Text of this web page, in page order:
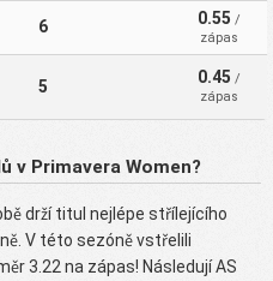
6 0.55 /
zápas
5 0.45 /
zápas
v Primavera Women?
drží titul nejlépe střílejícího
V této sezóně vstřelili
3.22 na zápas! Následují AS